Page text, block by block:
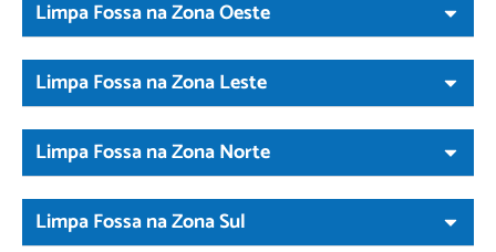
Limpa Fossa na Zona Oeste
Limpa Fossa na Zona Leste
Limpa Fossa na Zona Norte
Limpa Fossa na Zona Sul